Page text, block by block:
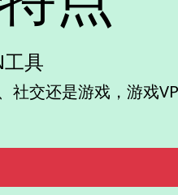
具
社交还是游戏，游戏